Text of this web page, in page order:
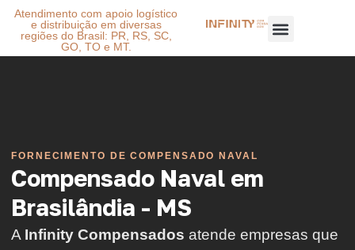
Atendimento com apoio logístico
e distribuição em diversas
regiões do Brasil: PR, RS, SC,
GO, TO e MT.
FORNECIMENTO DE COMPENSADO NAVAL
Compensado Naval em
Brasilândia - MS
A Infinity Compensados atende empresas que